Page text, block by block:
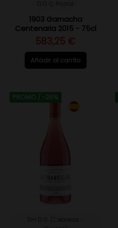
1903 Garnacha
Centenaria 2015 - 75cl
583,25 €
Añadir al carrito
PROMO / -25%